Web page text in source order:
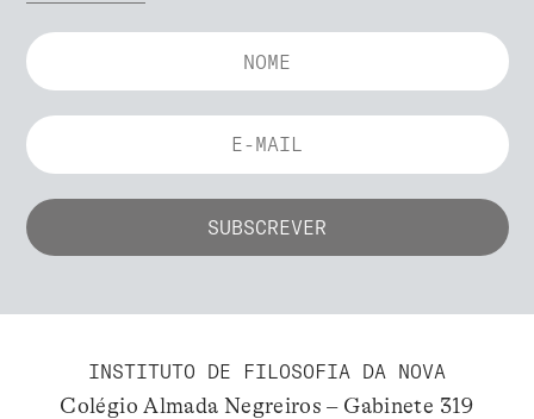
INSTITUTO DE FILOSOFIA DA NOVA
Colégio Almada Negreiros – Gabinete 319